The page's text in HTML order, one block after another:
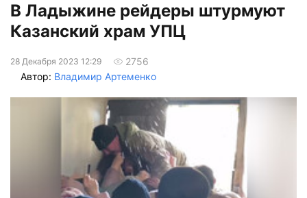
В Ладыжине рейдеры штурмуют
Казанский храм УПЦ
28 Декабря 2023 12:29
2756
Автор: Владимир Артеменко